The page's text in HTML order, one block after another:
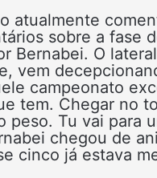
atualmente
sobre a fase
Bernabei. O
vem
campeonato
tem. Chegar no
peso. Tu vai para
chegou de
cinco já estava